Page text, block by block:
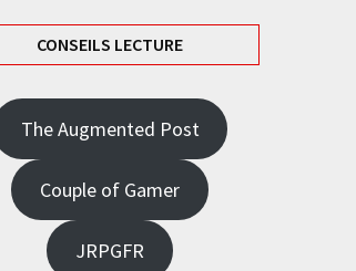
CONSEILS LECTURE
The Augmented Post
Couple of Gamer
JRPGFR